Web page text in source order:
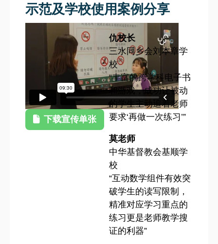
示范及学校使用案例分享
下载宣传单张
仇校长
三水同乡会刘本章学
校
“丰富的跨学科电子书
和游戏，成功让被动
的学生主动追着老师
要求‘再做一次练习’”
莫老师
中华基督教会基顺学
校
“互动数学组件有效突
破学生的读写限制，
精准对应学习重点的
练习更是老师教学搜
证的利器”